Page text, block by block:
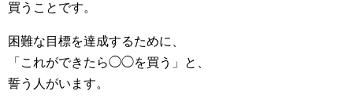
買うことです。
困難な目標を達成するために、
「これができたら◯◯を買う」と、
誓う人がいます。